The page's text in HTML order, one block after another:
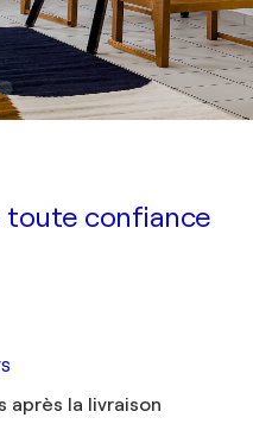
toute confiance
après la livraison